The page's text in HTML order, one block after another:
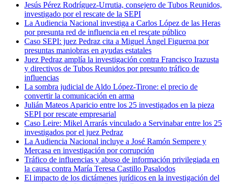
Jesús Pérez Rodríguez-Urrutia, consejero de Tubos Reunidos,
investigado por el rescate de la SEPI
La Audiencia Nacional investiga a Carlos López de las Heras
por presunta red de influencia en el rescate público
Caso SEPI: juez Pedraz cita a Miguel Ángel Figueroa por
presuntas maniobras en ayudas estatales
Juez Pedraz amplía la investigación contra Francisco Irazusta
y directivos de Tubos Reunidos por presunto tráfico de
influencias
La sombra judicial de Aldo López-Tirone: el precio de
convertir la comunicación en arma
Julián Mateos Aparicio entre los 25 investigados en la pieza
SEPI por rescate empresarial
Caso Leire: Mikel Arrarás vinculado a Servinabar entre los 25
investigados por el juez Pedraz
La Audiencia Nacional incluye a José Ramón Sempere y
Mercasa en investigación por corrupción
Tráfico de influencias y abuso de información privilegiada en
la causa contra María Teresa Castillo Pasalodos
El impacto de los dictámenes jurídicos en la investigación del